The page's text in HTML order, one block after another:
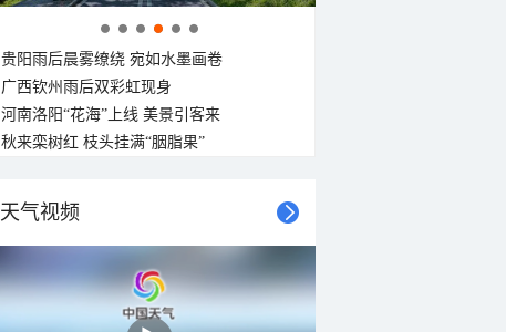
贵阳雨后晨雾缭绕 宛如水墨画卷
广西钦州雨后双彩虹现身
河南洛阳“花海”上线 美景引客来
秋来栾树红 枝头挂满“胭脂果”
天气视频